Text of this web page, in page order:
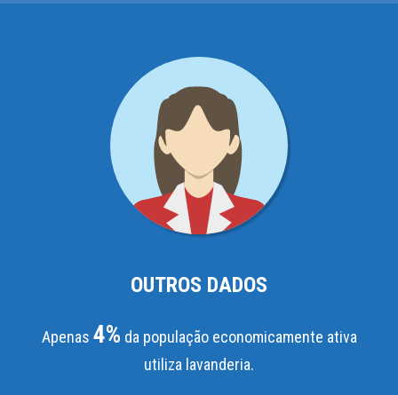
OUTROS DADOS
Apenas 4% da população economicamente ativa
utiliza lavanderia.